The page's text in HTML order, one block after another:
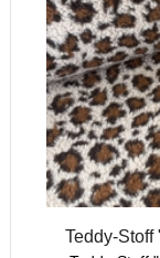
Teddy-